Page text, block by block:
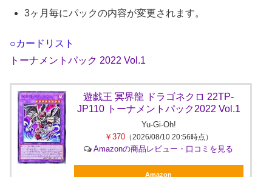
3ヶ月毎にパックの内容が変更されます。
○カードリスト
トーナメントパック 2022 Vol.1
遊戯王 冥界龍 ドラゴネクロ 22TP-
JP110 トーナメントパック2022 Vol.1
Yu-Gi-Oh!
￥370 （2026/08/10 20:56時点）
Amazonの商品レビュー・口コミを見る
Amazon